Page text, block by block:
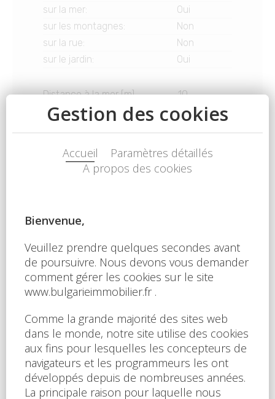
sur la mer:
Oui
sur les montagnes:
Non
sur la rue:
Non
sur le jardin: Oui
Distance à la mer [m] 10
A vendre, studio, front de mer, dans résidence 4*, située
bien: hall d’entrée, séjour coin cuisine, salle de bains avec
WC, balcon • Dimensions: 34 m2 • Étage: 4/5 • Vues: vue
mer, piscine et jardin • 10 mètres plage • Parking: privé et
public • Montant des charges: 12 eur/m2/an • Crédit
vendeur 5 ans: oui • Acompte mini: 20000 euro • Location
possible par agence immobilière avec retour sur
investissement garanti par un gestionnaire • La résidence
est situé sur la plage • La résidence dispose des
équipements suivants: d’une réception (heure
d’ouverture fonction de la saison), d’une salle de fitness